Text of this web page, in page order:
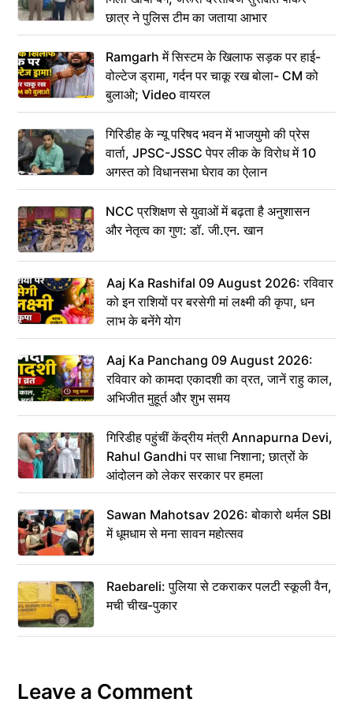
छात्र ने पुलिस टीम का जताया आभार
Ramgarh में सिस्टम के खिलाफ सड़क पर हाई-
वोल्टेज ड्रामा, गर्दन पर चाकू रख बोला- CM को
बुलाओ; Video वायरल
गिरिडीह के न्यू परिषद भवन में भाजयुमो की प्रेस
वार्ता, JPSC-JSSC पेपर लीक के विरोध में 10
अगस्त को विधानसभा घेराव का ऐलान
NCC प्रशिक्षण से युवाओं में बढ़ता है अनुशासन
और नेतृत्व का गुण: डॉ. जी.एन. खान
Aaj Ka Rashifal 09 August 2026: रविवार
को इन राशियों पर बरसेगी मां लक्ष्मी की कृपा, धन
लाभ के बनेंगे योग
Aaj Ka Panchang 09 August 2026:
रविवार को कामदा एकादशी का व्रत, जानें राहु काल,
अभिजीत मुहूर्त और शुभ समय
गिरिडीह पहुंचीं केंद्रीय मंत्री Annapurna Devi,
Rahul Gandhi पर साधा निशाना; छात्रों के
आंदोलन को लेकर सरकार पर हमला
Sawan Mahotsav 2026: बोकारो थर्मल SBI
में धूमधाम से मना सावन महोत्सव
Raebareli: पुलिया से टकराकर पलटी स्कूली वैन,
मची चीख-पुकार
Leave a Comment